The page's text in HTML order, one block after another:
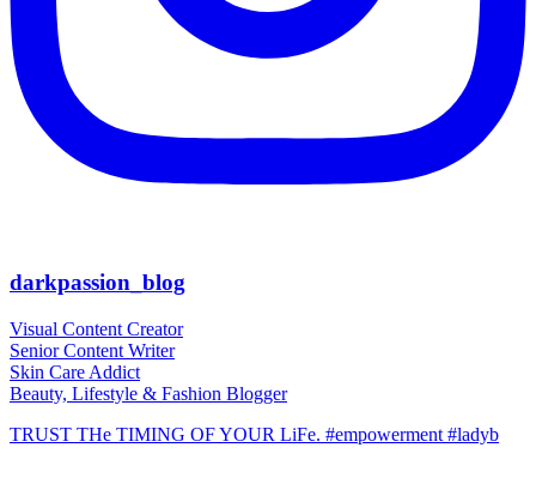
darkpassion_blog
Visual Content Creator
Senior Content Writer
Skin Care Addict
Beauty, Lifestyle & Fashion Blogger
TRUST THe TIMING OF YOUR LiFe. #empowerment #ladyb